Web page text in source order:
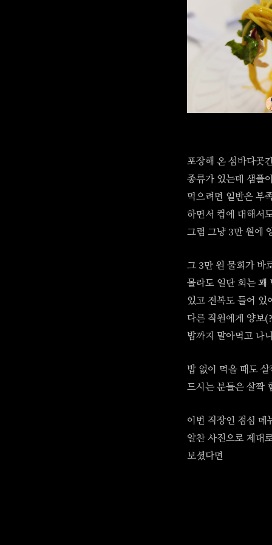
포장해 온 섬바다곳
종류가 있는데 샘플
먹으려면 일반은 부
하면서 컵에 대해서
그럼 그냥 3만 원에
그 3만 원 물회가 바
몰라도 일단 회는 꽤
있고 전복도 들어 있
다른 직원에게 양보
밥까지 말아먹고 나
밥 없이 먹을 때도
드시는 분들은 살짝
이번 직장인 점심 메
알찬 사진으로 제대
보셨다면